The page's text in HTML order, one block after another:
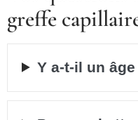
greffe
Y a-t-il un